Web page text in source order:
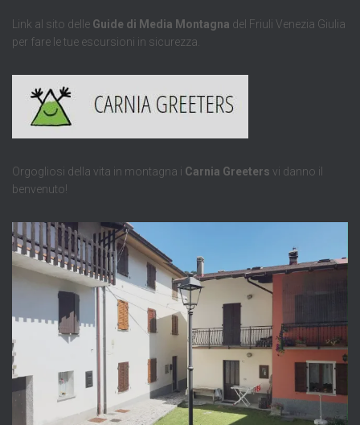
Link al sito delle Guide di Media Montagna del Friuli Venezia Giulia
per fare le tue escursioni in sicurezza.
Orgogliosi della vita in montagna i Carnia Greeters vi danno il
benvenuto!